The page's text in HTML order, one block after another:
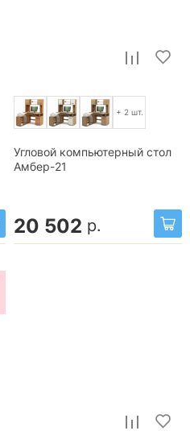
+ 2 шт.
Угловой компьютерный стол
Амбер-21
20 502 р.